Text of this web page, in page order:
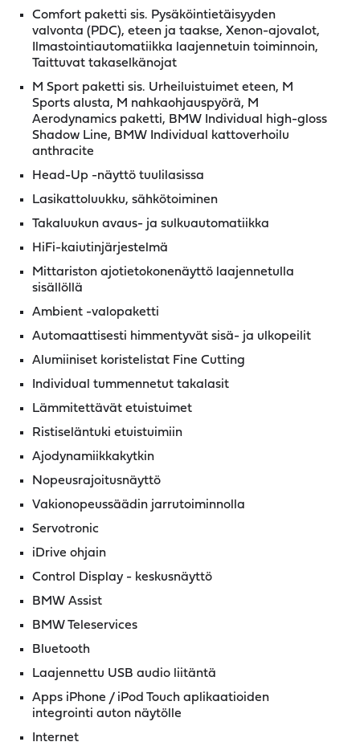
Comfort paketti sis. Pysäköintietäisyyden
valvonta (PDC), eteen ja taakse, Xenon-ajovalot,
Ilmastointiautomatiikka laajennetuin toiminnoin,
Taittuvat takaselkänojat
M Sport paketti sis. Urheiluistuimet eteen, M
Sports alusta, M nahkaohjauspyörä, M
Aerodynamics paketti, BMW Individual high-gloss
Shadow Line, BMW Individual kattoverhoilu
anthracite
Head-Up -näyttö tuulilasissa
Lasikattoluukku, sähkötoiminen
Takaluukun avaus- ja sulkuautomatiikka
HiFi-kaiutinjärjestelmä
Mittariston ajotietokonenäyttö laajennetulla
sisällöllä
Ambient -valopaketti
Automaattisesti himmentyvät sisä- ja ulkopeilit
Alumiiniset koristelistat Fine Cutting
Individual tummennetut takalasit
Lämmitettävät etuistuimet
Ristiseläntuki etuistuimiin
Ajodynamiikkakytkin
Nopeusrajoitusnäyttö
Vakionopeussäädin jarrutoiminnolla
Servotronic
iDrive ohjain
Control Display - keskusnäyttö
BMW Assist
BMW Teleservices
Bluetooth
Laajennettu USB audio liitäntä
Apps iPhone / iPod Touch aplikaatioiden
integrointi auton näytölle
Internet